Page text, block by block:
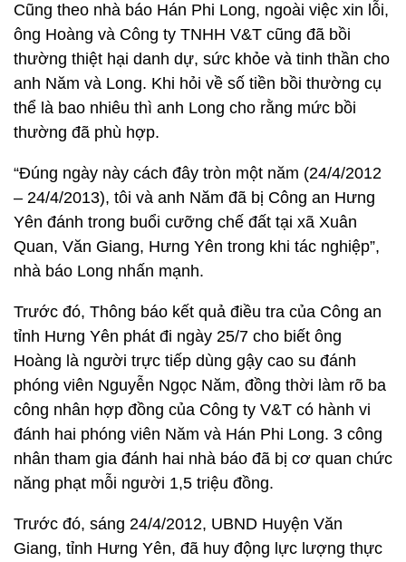
Cũng theo nhà báo Hán Phi Long, ngoài việc xin lỗi,
ông Hoàng và Công ty TNHH V&T cũng đã bồi
thường thiệt hại danh dự, sức khỏe và tinh thần cho
anh Năm và Long. Khi hỏi về số tiền bồi thường cụ
thể là bao nhiêu thì anh Long cho rằng mức bồi
thường đã phù hợp.
“Đúng ngày này cách đây tròn một năm (24/4/2012
– 24/4/2013), tôi và anh Năm đã bị Công an Hưng
Yên đánh trong buổi cưỡng chế đất tại xã Xuân
Quan, Văn Giang, Hưng Yên trong khi tác nghiệp”,
nhà báo Long nhấn mạnh.
Trước đó, Thông báo kết quả điều tra của Công an
tỉnh Hưng Yên phát đi ngày 25/7 cho biết ông
Hoàng là người trực tiếp dùng gậy cao su đánh
phóng viên Nguyễn Ngọc Năm, đồng thời làm rõ ba
công nhân hợp đồng của Công ty V&T có hành vi
đánh hai phóng viên Năm và Hán Phi Long. 3 công
nhân tham gia đánh hai nhà báo đã bị cơ quan chức
năng phạt mỗi người 1,5 triệu đồng.
Trước đó, sáng 24/4/2012, UBND Huyện Văn
Giang, tỉnh Hưng Yên, đã huy động lực lượng thực